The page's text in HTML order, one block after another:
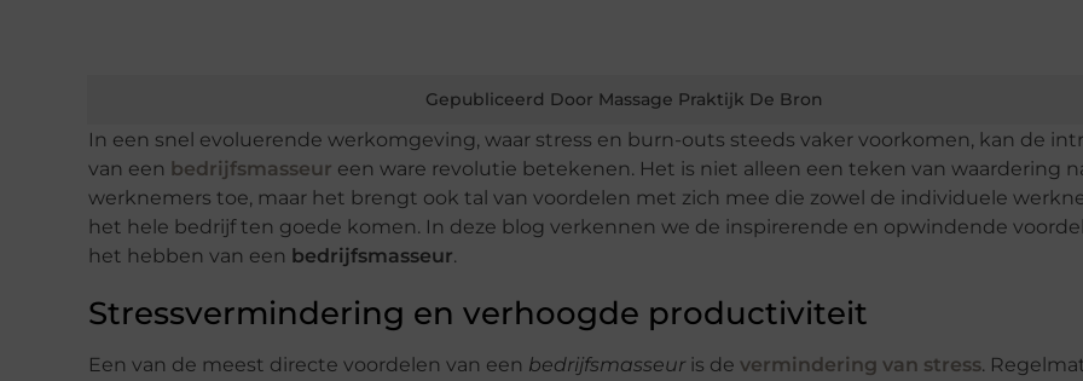
Gepubliceerd Door Massage Praktijk De Bron
In een snel evoluerende werkomgeving, waar stress en burn-outs steeds vaker voorkomen, kan de
van een bedrijfsmasseur een ware revolutie betekenen. Het is niet alleen een teken van waardering
werknemers toe, maar het brengt ook tal van voordelen met zich mee die zowel de individuele
het hele bedrijf ten goede komen. In deze blog verkennen we de inspirerende en opwindende
het hebben van een bedrijfsmasseur.
Stressvermindering en verhoogde productiviteit
Een van de meest directe voordelen van een bedrijfsmasseur is de vermindering van stress.